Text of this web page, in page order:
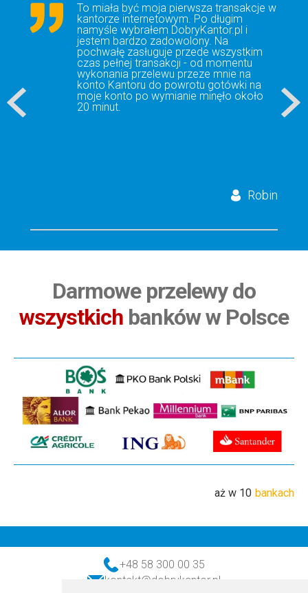
To miała być moja pierwsza transakcje w
kantorze internetowym. Po długim
namyśle wybrałem DobryKantor.pl i
jestem bardzo zadowolony. Na
pochwałę zasługuje przede wszystkim
czas pełnej transakcji - od momentu
wykonania przelewu przeze mnie na
konto Kantoru do powrotu gotówki na
moje konto po wymianie minęło około
20 minut.
Robin
Darmowe przelewy do
wszystkich banków w Polsce
aż w 10 bankach
+48 58 300 00 35
kontakt@dobrykantor.pl